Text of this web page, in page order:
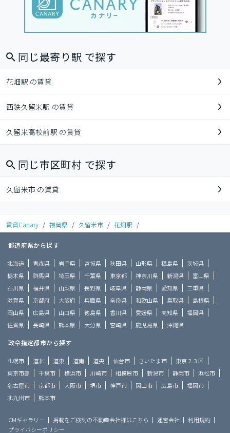
同じ最寄り駅 で探す
花畑駅 の賃貸
西鉄久留米駅 の賃貸
久留米高校前駅 の賃貸
同じ市区町村 で探す
久留米市 の賃貸
賃貸Canary / 福岡県 / 久留米市 / 花畑駅 /
都道府県から探す
北海道 青森県 岩手県 宮城県 秋田県 山形県 福島県
茨城県
栃木県
群馬県 埼玉県 千葉県 東京都 神奈川県 新潟県
富山県
石川県
福井県 山梨県 長野県 岐阜県 静岡県 愛知県
三重県
滋賀県
京都府 大阪府 兵庫県 奈良県 和歌山県 鳥取県
島根県
岡山県
広島県 山口県 徳島県 香川県 愛媛県 高知県
福岡県
佐賀県
長崎県 熊本県 大分県 宮崎県 鹿児島県 沖縄県
政令指定都市から探す
札幌市 道北 道東 道南 道央 仙台市 さいたま市
東京２３区
東京市部
千葉市 横浜市 川崎市 相模原市 新潟市 静岡市
浜松市
名古屋市
京都市 大阪市 堺市 神戸市 岡山市 広島市
福岡市
北九州市
熊本市
CMギャラリー 掲載をご検討の不動産会社様はこちら 運営会社
利用規約
プライバシーポリシー